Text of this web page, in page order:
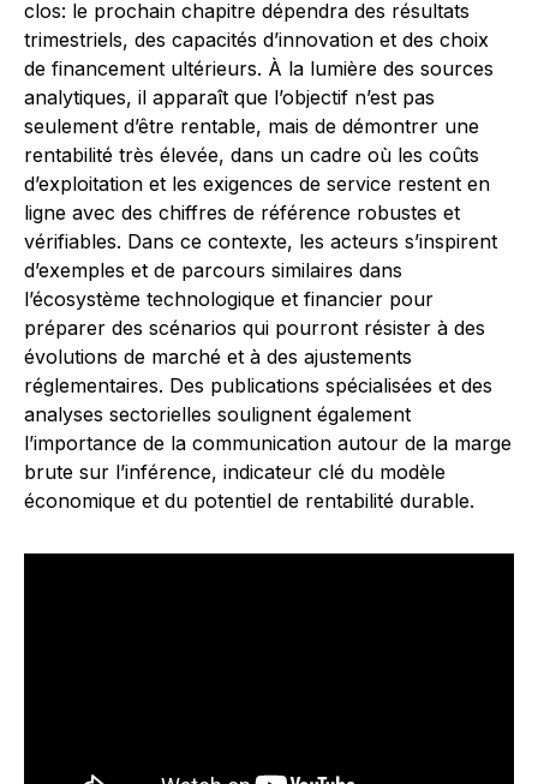
clos: le prochain chapitre dépendra des résultats
trimestriels, des capacités d’innovation et des choix
de financement ultérieurs. À la lumière des sources
analytiques, il apparaît que l’objectif n’est pas
seulement d’être rentable, mais de démontrer une
rentabilité très élevée, dans un cadre où les coûts
d’exploitation et les exigences de service restent en
ligne avec des chiffres de référence robustes et
vérifiables. Dans ce contexte, les acteurs s’inspirent
d’exemples et de parcours similaires dans
l’écosystème technologique et financier pour
préparer des scénarios qui pourront résister à des
évolutions de marché et à des ajustements
réglementaires. Des publications spécialisées et des
analyses sectorielles soulignent également
l’importance de la communication autour de la marge
brute sur l’inférence, indicateur clé du modèle
économique et du potentiel de rentabilité durable.